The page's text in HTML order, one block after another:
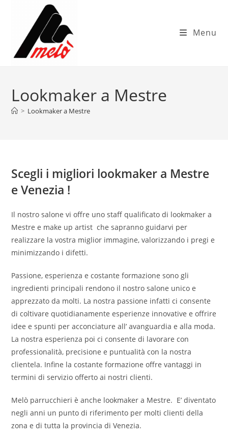
Menu
Lookmaker a Mestre
> Lookmaker a Mestre
Scegli i migliori lookmaker a Mestre
e Venezia !
Il nostro salone vi offre uno staff qualificato di lookmaker a
Mestre e make up artist che sapranno guidarvi per
realizzare la vostra miglior immagine, valorizzando i pregi e
minimizzando i difetti.
Passione, esperienza e costante formazione sono gli
ingredienti principali rendono il nostro salone unico e
apprezzato da molti. La nostra passione infatti ci consente
di coltivare quotidianamente esperienze innovative e offrire
idee e spunti per acconciature all’ avanguardia e alla moda.
La nostra esperienza poi ci consente di lavorare con
professionalità, precisione e puntualità con la nostra
clientela. Infine la costante formazione offre vantaggi in
termini di servizio offerto ai nostri clienti.
Melò parrucchieri è anche lookmaker a Mestre. E’ diventato
negli anni un punto di riferimento per molti clienti della
zona e di tutta la provincia di Venezia.